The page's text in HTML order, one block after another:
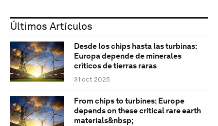
Últimos Artículos
Desde los chips hasta las turbinas:
Europa depende de minerales
críticos de tierras raras
31 oct 2025
From chips to turbines: Europe
depends on these critical rare earth
materials&nbsp;